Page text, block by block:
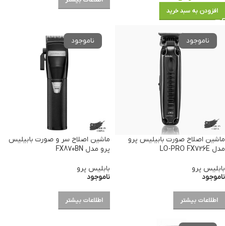
افزودن به سبد خرید
ماشین اصلاح صورت بابیلیس پرو
مدل LO-PRO FX726E
بابلیس پرو
ناموجود
اطلاعات بیشتر
ماشین اصلاح سر و صورت بابیلیس
پرو مدل FX870BN
بابلیس پرو
ناموجود
اطلاعات بیشتر